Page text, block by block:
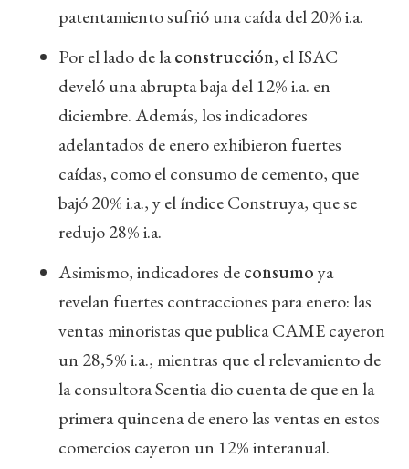
patentamiento sufrió una caída del 20% i.a.
Por el lado de laconstrucción, el ISAC
develó una abrupta baja del 12% i.a. en
diciembre. Además, los indicadores
adelantados de enero exhibieron fuertes
caídas, como el consumo de cemento, que
bajó 20% i.a., y el índice Construya, que se
redujo 28% i.a.
Asimismo, indicadores deconsumoya
revelan fuertes contracciones para enero: las
ventas minoristas que publica CAME cayeron
un 28,5% i.a., mientras que el relevamiento de
la consultora Scentia dio cuenta de que en la
primera quincena de enero las ventas en estos
comercios cayeron un 12% interanual.